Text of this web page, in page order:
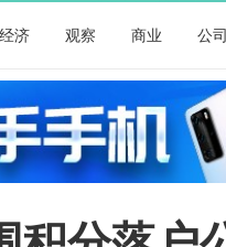
经济 观察 商业 公